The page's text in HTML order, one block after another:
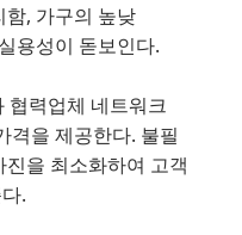
, 가구의 높낮
용성이 돋보인다.
협력업체 네트워크
격을 제공한다. 불필
을 최소화하여 고객
.